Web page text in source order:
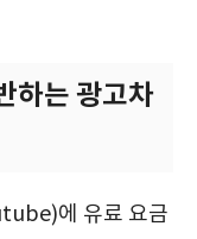
하는 광고차
에 유료 요금